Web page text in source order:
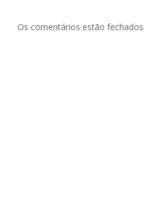
Os comentários estão fechados.